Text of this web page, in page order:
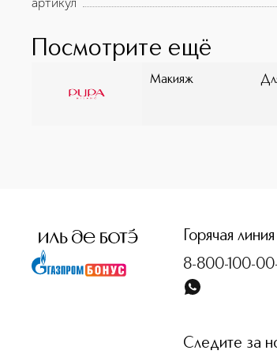
Посмотрите ещё
Макияж
Горячая линия
8-800-100-
Следите за